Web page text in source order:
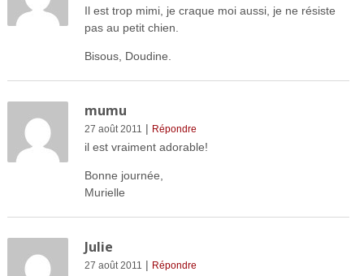
Il est trop mimi, je craque moi aussi, je ne résiste
pas au petit chien.
Bisous, Doudine.
mumu
27 août 2011 | Répondre
il est vraiment adorable!
Bonne journée,
Murielle
Julie
27 août 2011 | Répondre